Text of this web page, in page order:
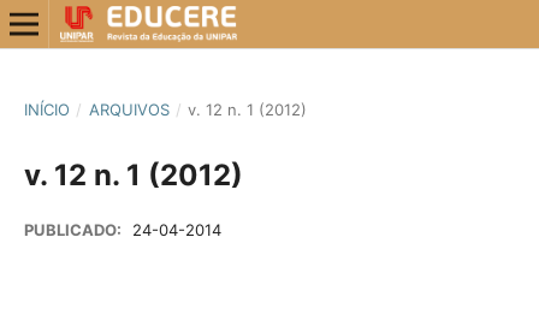
INÍCIO / ARQUIVOS / v. 12 n. 1 (2012)
v. 12 n. 1 (2012)
PUBLICADO: 24-04-2014